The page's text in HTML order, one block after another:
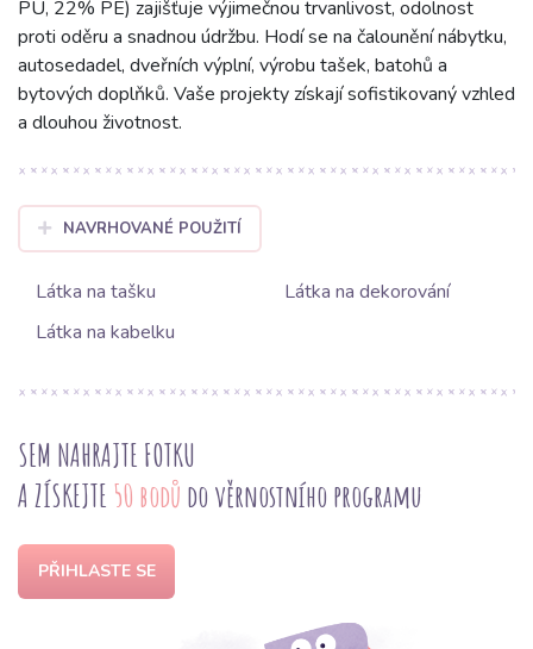
PU, 22% PE) zajišťuje výjimečnou trvanlivost, odolnost
proti oděru a snadnou údržbu. Hodí se na čalounění nábytku,
autosedadel, dveřních výplní, výrobu tašek, batohů a
bytových doplňků. Vaše projekty získají sofistikovaný vzhled
a dlouhou životnost.
NAVRHOVANÉ POUŽITÍ
Látka na tašku
Látka na dekorování
Látka na kabelku
SEM NAHRAJTE FOTKU
A ZÍSKEJTE 50 bodů do věrnostního programu
PŘIHLASTE SE